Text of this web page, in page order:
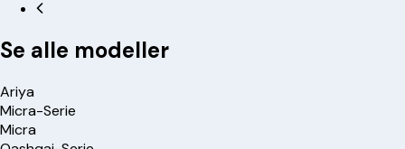
Se alle modeller
Ariya
Micra-Serie
Micra